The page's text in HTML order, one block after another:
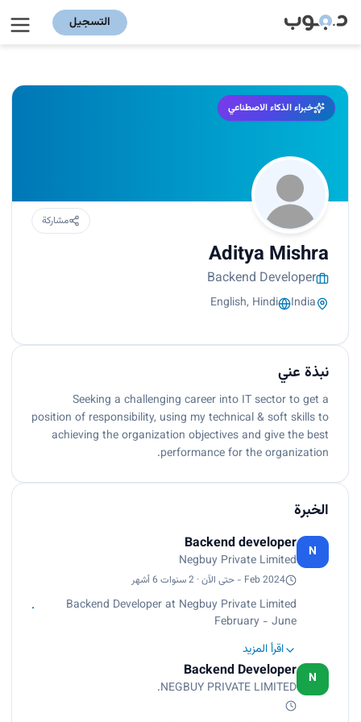
التسجيل
خبراء الذكاء الاصطناعي
مشاركة
Aditya Mishra
Backend Developer
India
English, Hindi
نبذة عني
Seeking a challenging career into IT sector to get a
position of responsibility, using my technical & soft skills to
achieving the organization objectives and give the best
performance for the organization.
الخبرة
N
Backend developer
Negbuy Private Limited
Feb 2024 - حتى الآن · 2 سنوات 6 أشهر
Backend Developer at Negbuy Private Limited
February - June
Role Overview:
As a backend developer at Negbuy Private
Limited, I specialized in creating robust and
scalable server-side applications using Python
اقرأ المزيد
N
Backend Developer
NEGBUY PRIVATE LIMITED.